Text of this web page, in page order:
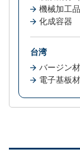
機械加工品
化成容器
台湾
バージン材
電子基板